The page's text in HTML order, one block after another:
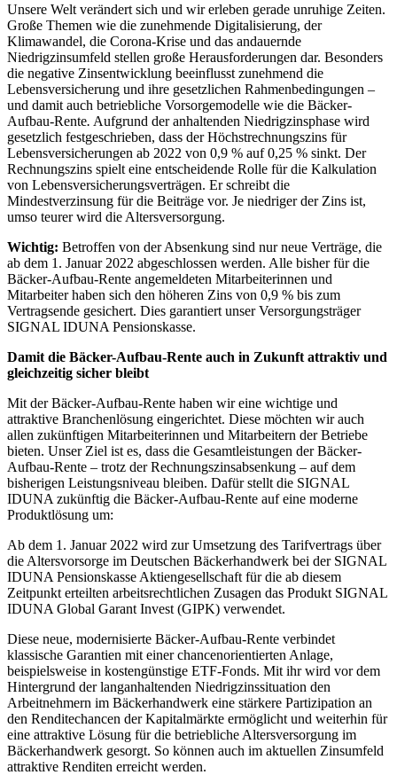
Unsere Welt verändert sich und wir erleben gerade unruhige Zeiten.
Große Themen wie die zunehmende Digitalisierung, der
Klimawandel, die Corona-Krise und das andauernde
Niedrigzinsumfeld stellen große Herausforderungen dar. Besonders
die negative Zinsentwicklung beeinflusst zunehmend die
Lebensversicherung und ihre gesetzlichen Rahmenbedingungen –
und damit auch betriebliche Vorsorgemodelle wie die Bäcker-
Aufbau-Rente. Aufgrund der anhaltenden Niedrigzinsphase wird
gesetzlich festgeschrieben, dass der Höchstrechnungszins für
Lebensversicherungen ab 2022 von 0,9 % auf 0,25 % sinkt. Der
Rechnungszins spielt eine entscheidende Rolle für die Kalkulation
von Lebensversicherungsverträgen. Er schreibt die
Mindestverzinsung für die Beiträge vor. Je niedriger der Zins ist,
umso teurer wird die Altersversorgung.
Wichtig: Betroffen von der Absenkung sind nur neue Verträge, die
ab dem 1. Januar 2022 abgeschlossen werden. Alle bisher für die
Bäcker-Aufbau-Rente angemeldeten Mitarbeiterinnen und
Mitarbeiter haben sich den höheren Zins von 0,9 % bis zum
Vertragsende gesichert. Dies garantiert unser Versorgungsträger
SIGNAL IDUNA Pensionskasse.
Damit die Bäcker-Aufbau-Rente auch in Zukunft attraktiv und
gleichzeitig sicher bleibt
Mit der Bäcker-Aufbau-Rente haben wir eine wichtige und
attraktive Branchenlösung eingerichtet. Diese möchten wir auch
allen zukünftigen Mitarbeiterinnen und Mitarbeitern der Betriebe
bieten. Unser Ziel ist es, dass die Gesamtleistungen der Bäcker-
Aufbau-Rente – trotz der Rechnungszinsabsenkung – auf dem
bisherigen Leistungsniveau bleiben. Dafür stellt die SIGNAL
IDUNA zukünftig die Bäcker-Aufbau-Rente auf eine moderne
Produktlösung um:
Ab dem 1. Januar 2022 wird zur Umsetzung des Tarifvertrags über
die Altersvorsorge im Deutschen Bäckerhandwerk bei der SIGNAL
IDUNA Pensionskasse Aktiengesellschaft für die ab diesem
Zeitpunkt erteilten arbeitsrechtlichen Zusagen das Produkt SIGNAL
IDUNA Global Garant Invest (GIPK) verwendet.
Diese neue, modernisierte Bäcker-Aufbau-Rente verbindet
klassische Garantien mit einer chancenorientierten Anlage,
beispielsweise in kostengünstige ETF-Fonds. Mit ihr wird vor dem
Hintergrund der langanhaltenden Niedrigzinssituation den
Arbeitnehmern im Bäckerhandwerk eine stärkere Partizipation an
den Renditechancen der Kapitalmärkte ermöglicht und weiterhin für
eine attraktive Lösung für die betriebliche Altersversorgung im
Bäckerhandwerk gesorgt. So können auch im aktuellen Zinsumfeld
attraktive Renditen erreicht werden.